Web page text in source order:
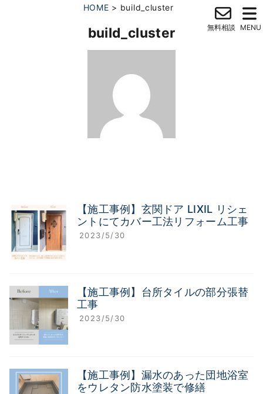
HOME > build_cluster
build_cluster
【施工事例】玄関ドア LIXIL リシェ
ントにてカバー工法リフォーム工事
2023/5/30
【施工事例】台所タイルの部分張替
工事
2023/5/30
【施工事例】漏水のあった団地浴室
をウレタン防水塗装で修繕